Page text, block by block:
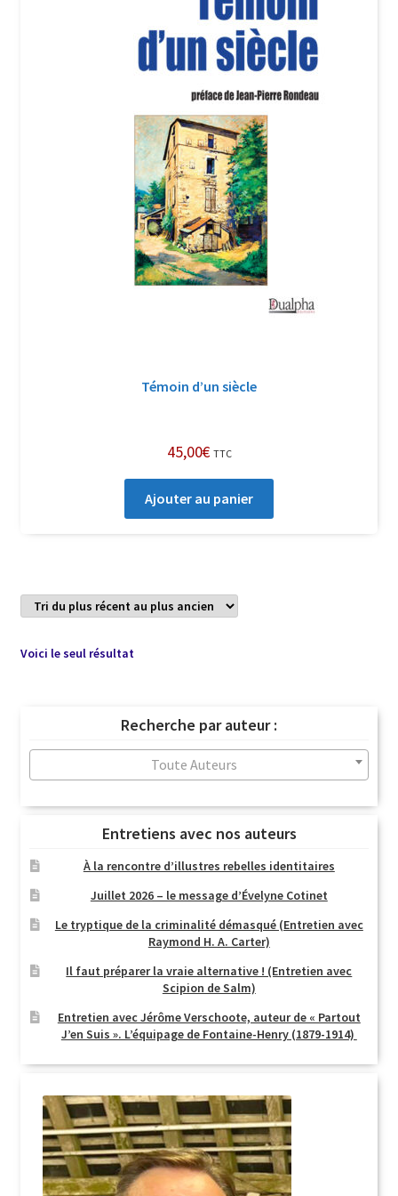
Politique de confidentialité et cookies
Qui sommes-nous ?
Soutien à Philippe Randa
Suivi de la Commande
Témoin d’un siècle
45,00€ TTC
Ajouter au panier
Voici le seul résultat
Recherche par auteur :
Toute Auteurs
Entretiens avec nos auteurs
À la rencontre d’illustres rebelles identitaires
Juillet 2026 – le message d’Évelyne Cotinet
Le tryptique de la criminalité démasqué (Entretien avec
Raymond H. A. Carter)
Il faut préparer la vraie alternative ! (Entretien avec
Scipion de Salm)
Entretien avec Jérôme Verschoote, auteur de « Partout
J’en Suis ». L’équipage de Fontaine-Henry (1879-1914)